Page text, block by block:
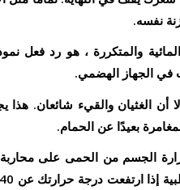
نفسه.
والمتكررة ، هو رد فعل
في الجهاز الهضمي.
الغثيان والقيء شائعان. هذا
بعيدًا عن الحمام.
الجسم من الحمى على